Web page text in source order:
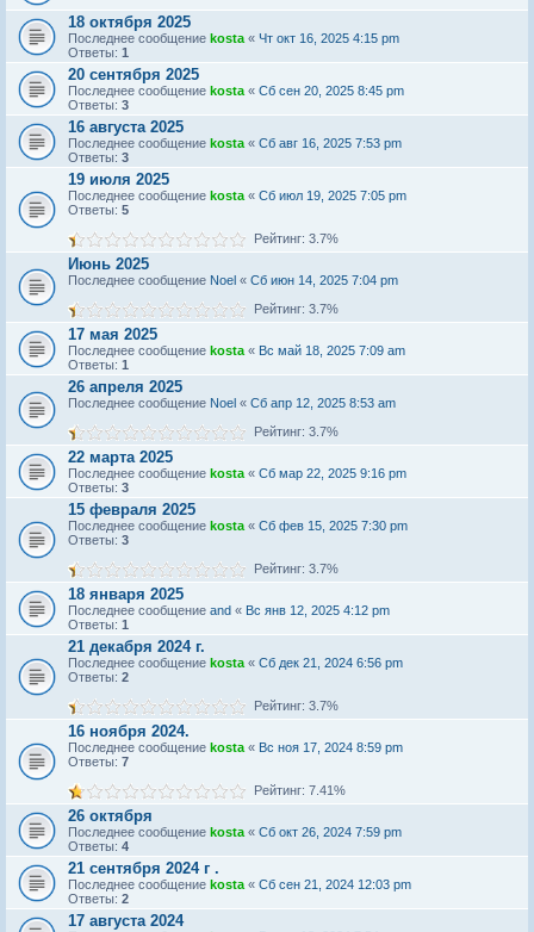
18 октября 2025
Последнее сообщение kosta « Чт окт 16, 2025 4:15 pm
Ответы: 1
20 сентября 2025
Последнее сообщение kosta « Сб сен 20, 2025 8:45 pm
Ответы: 3
16 августа 2025
Последнее сообщение kosta « Сб авг 16, 2025 7:53 pm
Ответы: 3
19 июля 2025
Последнее сообщение kosta « Сб июл 19, 2025 7:05 pm
Ответы: 5
Рейтинг: 3.7%
Июнь 2025
Последнее сообщение Noel « Сб июн 14, 2025 7:04 pm
Рейтинг: 3.7%
17 мая 2025
Последнее сообщение kosta « Вс май 18, 2025 7:09 am
Ответы: 1
26 апреля 2025
Последнее сообщение Noel « Сб апр 12, 2025 8:53 am
Рейтинг: 3.7%
22 марта 2025
Последнее сообщение kosta « Сб мар 22, 2025 9:16 pm
Ответы: 3
15 февраля 2025
Последнее сообщение kosta « Сб фев 15, 2025 7:30 pm
Ответы: 3
Рейтинг: 3.7%
18 января 2025
Последнее сообщение and « Вс янв 12, 2025 4:12 pm
Ответы: 1
21 декабря 2024 г.
Последнее сообщение kosta « Сб дек 21, 2024 6:56 pm
Ответы: 2
Рейтинг: 3.7%
16 ноября 2024.
Последнее сообщение kosta « Вс ноя 17, 2024 8:59 pm
Ответы: 7
Рейтинг: 7.41%
26 октября
Последнее сообщение kosta « Сб окт 26, 2024 7:59 pm
Ответы: 4
21 сентября 2024 г .
Последнее сообщение kosta « Сб сен 21, 2024 12:03 pm
Ответы: 2
17 августа 2024